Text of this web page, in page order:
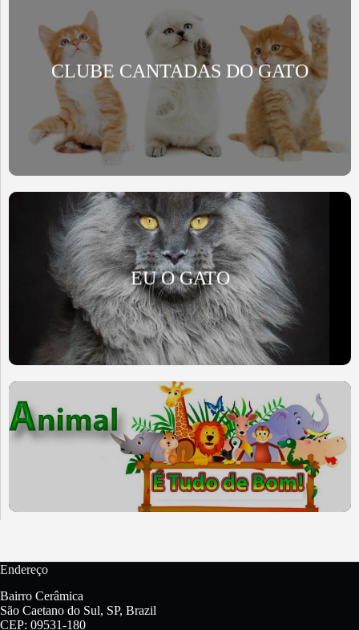
CLUBE CANTADAS DO GATO
EU O GATO
Endereço
Bairro Cerâmica
São Caetano do Sul, SP, Brazil
CEP: 09531-180